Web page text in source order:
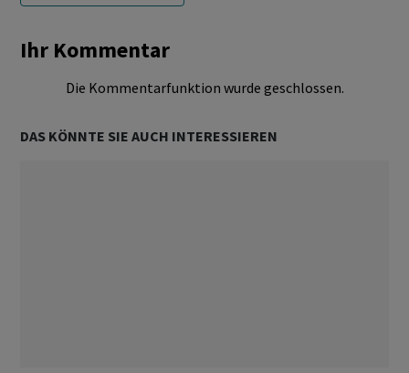
Ihr Kommentar
Die Kommentarfunktion wurde geschlossen.
DAS KÖNNTE SIE AUCH INTERESSIEREN